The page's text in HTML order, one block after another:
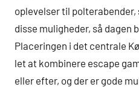
oplevelser til polterabender,
disse muligheder, så
Placeringen i det centrale
let at kombinere escape
eller efter, og der er gode